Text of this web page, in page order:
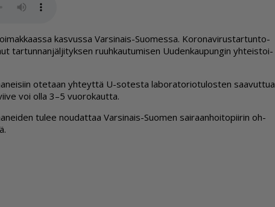
kas­vus­sa Var­si­nais-Suo­mes­sa. Ko­ro­na­vi­rus­tar­tun­to­
tar­tun­nan­jäl­ji­tyk­sen ruuh­kau­tu­mi­sen Uu­den­kau­pun­gin yh­teis­toi­
ote­taan yh­teyt­tä U-so­tes­ta la­bo­ra­to­ri­o­tu­los­ten saa­vut­tua
voi ol­la 3–5 vuo­ro­kaut­ta.
tu­lee nou­dat­taa Var­si­nais-Suo­men sai­raan­hoi­to­pii­rin oh­